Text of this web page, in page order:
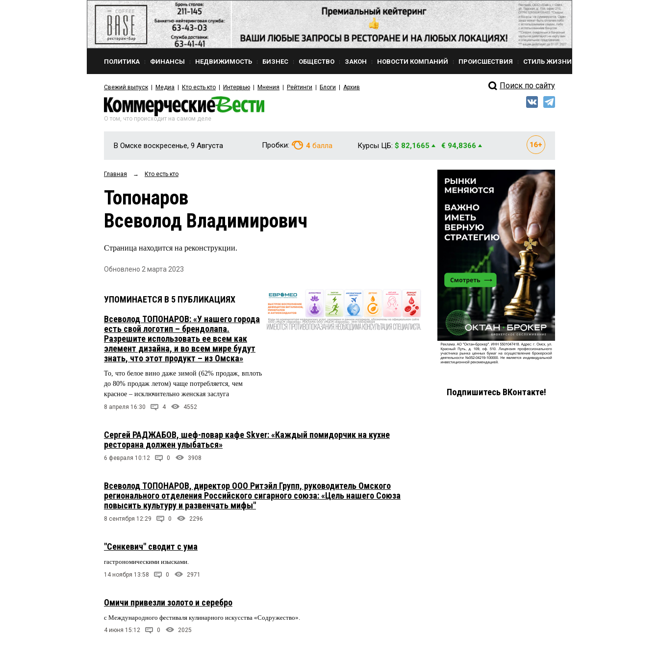
ПОЛИТИКА ФИНАНСЫ НЕДВИЖИМОСТЬ БИЗНЕС ОБЩЕСТВО ЗАКОН НОВОСТИ КОМПАНИЙ ПРОИСШЕСТВИЯ СТИЛЬ ЖИЗНИ
Свежий выпуск Медиа Кто есть кто Интервью Мнения Рейтинги Блоги Архив Поиск по сайту
О том, что происходит на самом деле
В Омске воскресенье, 9 Августа Пробки: 4 балла Курсы ЦБ: $ 82,1665 € 94,8366
Главная → Кто есть кто
Топонаров
Всеволод Владимирович
Страница находится на реконструкции.
Обновлено 2 марта 2023
УПОМИНАЕТСЯ В 5 ПУБЛИКАЦИЯХ
Всеволод ТОПОНАРОВ: «У нашего города
есть свой логотип – брендолапа.
Разрешите использовать ее всем как
элемент дизайна, и во всем мире будут
знать, что этот продукт – из Омска»
То, что белое вино даже зимой (62% продаж, вплоть
до 80% продаж летом) чаще потребляется, чем
красное – исключительно женская заслуга
8 апреля 16:30 4 4552
Сергей РАДЖАБОВ, шеф-повар кафе Skver: «Каждый помидорчик на кухне
ресторана должен улыбаться»
6 февраля 10:12 0 3908
Всеволод ТОПОНАРОВ, директор ООО Ритэйл Групп, руководитель Омского
регионального отделения Российского сигарного союза: «Цель нашего Союза
повысить культуру и развенчать мифы"
8 сентября 12:29 0 2296
"Сенкевич" сводит с ума
гастрономическими изысками.
14 ноября 13:58 0 2971
Омичи привезли золото и серебро
с Международного фестиваля кулинарного искусства «Содружество».
4 июня 15:12 0 2025
Подпишитесь ВКонтакте!